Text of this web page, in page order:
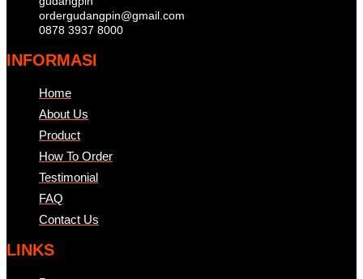
ordergudangpin@gmail.com
0878 3937 8000
INFORMASI
Home
About Us
Product
How To Order
Testimonial
FAQ
Contact Us
LINKS